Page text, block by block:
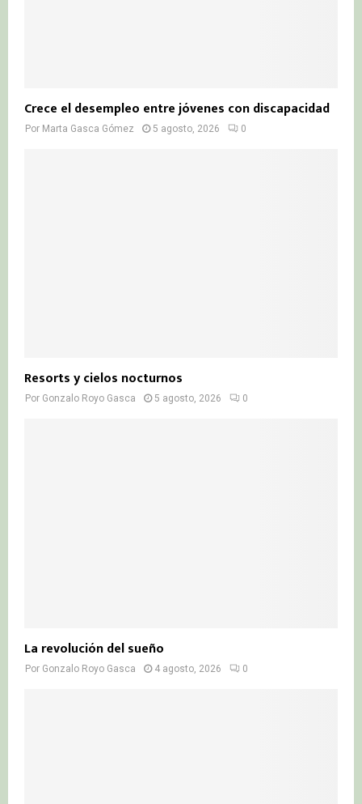
Crece el desempleo entre jóvenes con discapacidad
Por Marta Gasca Gómez 5 agosto, 2026 0
Resorts y cielos nocturnos
Por Gonzalo Royo Gasca 5 agosto, 2026 0
La revolución del sueño
Por Gonzalo Royo Gasca 4 agosto, 2026 0